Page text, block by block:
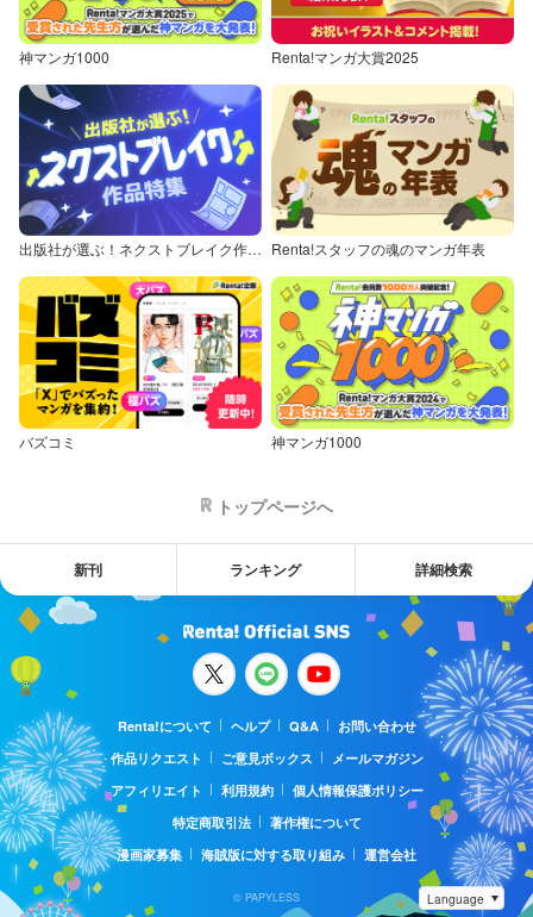
神マンガ1000 Renta!マンガ大賞2025
出版社が選ぶ！ネクストブレイク作品特集 Renta!スタッフの魂のマンガ年表
バズコミ 神マンガ1000
トップページへ
新刊 ランキング 詳細検索
Renta!について ヘルプ Q&A
お問い合わせ
作品リクエスト
ご意見ボックス
メールマガジン
アフィリエイト
利用規約
個人情報保護ポリシー
特定商取引法
著作権について
漫画家募集
海賊版に対する取り組み 運営会社
© PAPYLESS